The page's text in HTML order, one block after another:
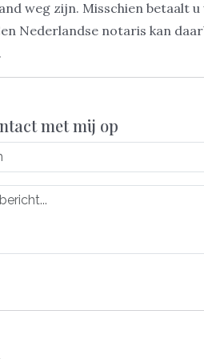
weg zijn. Misschien betaalt
Nederlandse notaris kan
met mij op